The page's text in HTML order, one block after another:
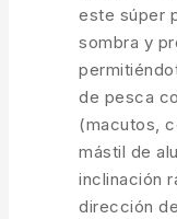
este súper
sombra y
de pesca
(macutos,
mástil de
inclinación
dirección